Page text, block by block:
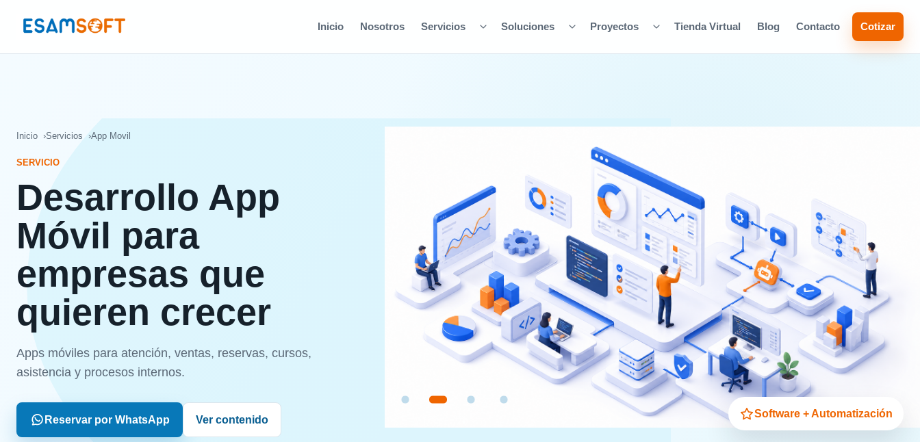
Inicio Nosotros Servicios Soluciones Proyectos Tienda Virtual Blog Contacto Cotizar
Inicio Servicios App Movil
SERVICIO
Desarrollo App
Móvil para
empresas que
quieren crecer
Apps móviles para atención, ventas, reservas, cursos,
asistencia y procesos internos.
Reservar por WhatsApp Ver contenido Software + Automatización